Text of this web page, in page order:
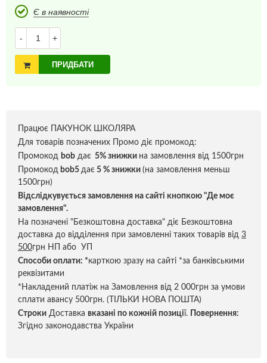
Є в наявності
- +
ПРИДБАТИ
Працює ПАКУНОК ШКОЛЯРА
Для товарів позначених Промо діє промокод:
Промокод bob дає 5% знижки на замовлення від 1500грн
Промокод bob5 дає 5 % знижки (на замовлення меньш
1500грн)
Відслідкувується замовлення на сайті кнопкою "Де моє
замовлення".
На позначені "Безкоштовна доставка" діє Безкоштовна
доставка до відділення при замовленні таких товарів від 3
500грн НП або УП
Способи оплати: *карткою зразу на сайті *за банківськими
реквізитами
*Накладений платіж на Замовлення від 2 000грн за умови
сплати авансу 500грн. (ТІЛЬКИ НОВА ПОШТА)
Строки Доставка вказані по кожній позиції.
Повернення:
Згідно законодавства України